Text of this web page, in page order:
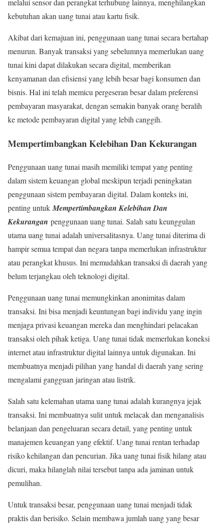
melalui sensor dan perangkat terhubung lainnya, menghilangkan
kebutuhan akan uang tunai atau kartu fisik.
Akibat dari kemajuan ini, penggunaan uang tunai secara bertahap
menurun. Banyak transaksi yang sebelumnya memerlukan uang
tunai kini dapat dilakukan secara digital, memberikan
kenyamanan dan efisiensi yang lebih besar bagi konsumen dan
bisnis. Hal ini telah memicu pergeseran besar dalam preferensi
pembayaran masyarakat, dengan semakin banyak orang beralih
ke metode pembayaran digital yang lebih canggih.
Mempertimbangkan Kelebihan Dan Kekurangan
Penggunaan uang tunai masih memiliki tempat yang penting
dalam sistem keuangan global meskipun terjadi peningkatan
penggunaan sistem pembayaran digital. Dalam konteks ini,
penting untukMempertimbangkan Kelebihan Dan
Kekurangan penggunaan uang tunai. Salah satu keunggulan
utama uang tunai adalah universalitasnya. Uang tunai diterima di
hampir semua tempat dan negara tanpa memerlukan infrastruktur
atau perangkat khusus. Ini memudahkan transaksi di daerah yang
belum terjangkau oleh teknologi digital.
Penggunaan uang tunai memungkinkan anonimitas dalam
transaksi. Ini bisa menjadi keuntungan bagi individu yang ingin
menjaga privasi keuangan mereka dan menghindari pelacakan
transaksi oleh pihak ketiga. Uang tunai tidak memerlukan koneksi
internet atau infrastruktur digital lainnya untuk digunakan. Ini
membuatnya menjadi pilihan yang handal di daerah yang sering
mengalami gangguan jaringan atau listrik.
Salah satu kelemahan utama uang tunai adalah kurangnya jejak
transaksi. Ini membuatnya sulit untuk melacak dan menganalisis
belanjaan dan pengeluaran secara detail, yang penting untuk
manajemen keuangan yang efektif. Uang tunai rentan terhadap
risiko kehilangan dan pencurian. Jika uang tunai fisik hilang atau
dicuri, maka hilanglah nilai tersebut tanpa ada jaminan untuk
pemulihan.
Untuk transaksi besar, penggunaan uang tunai menjadi tidak
praktis dan berisiko. Selain membawa jumlah uang yang besar